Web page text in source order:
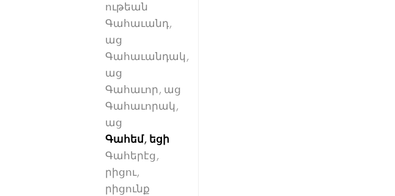
ութեան
Գահաւանդ,
աց
Գահաւանդակ,
աց
Գահաւոր, աց
Գահաւորակ,
աց
Գահեմ, եցի
Գահերէց,
րիցու,
րիցունք